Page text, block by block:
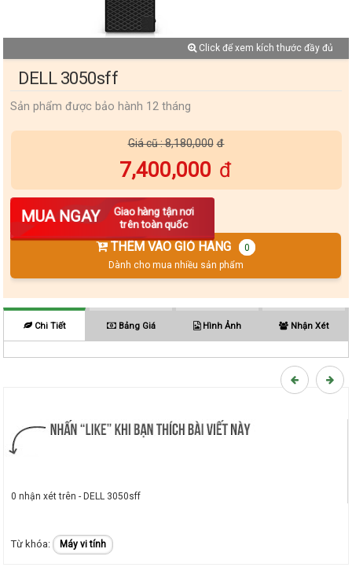
Click để xem kích thước đầy đủ
DELL 3050sff
Sản phẩm được bảo hành 12 tháng
Giá cũ : 8,180,000
7,400,000
MUA NGAY
Giao hàng tận nơi
trên toàn quốc
Số lượng
THÊM VÀO GIỎ HÀNG
0
Dành cho mua nhiều sản phẩm
Chi Tiết Bảng Giá Hình Ảnh Nhận Xét
0 nhận xét trên - DELL 3050sff
Máy vi tính